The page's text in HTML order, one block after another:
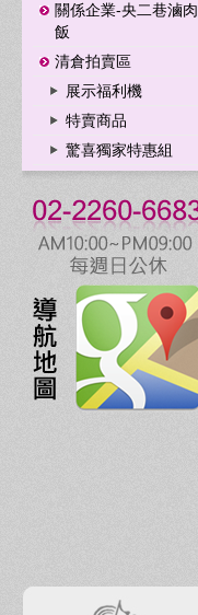
關係企業-央二巷滷肉
飯
清倉拍賣區
展示福利機
特賣商品
驚喜獨家特惠組